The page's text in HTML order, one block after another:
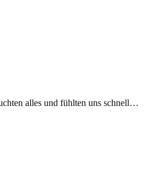
alles und fühlten uns schnell…